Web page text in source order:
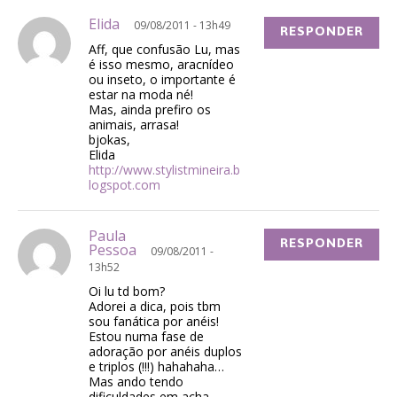
Elida 09/08/2011 - 13h49
Aff, que confusão Lu, mas
é isso mesmo, aracnídeo
ou inseto, o importante é
estar na moda né!
Mas, ainda prefiro os
animais, arrasa!
bjokas,
Elida
http://www.stylistmineira.b
logspot.com
RESPONDER
Paula
Pessoa
09/08/2011 -
13h52
Oi lu td bom?
Adorei a dica, pois tbm
sou fanática por anéis!
Estou numa fase de
adoração por anéis duplos
e triplos (!!!) hahahaha…
Mas ando tendo
RESPONDER